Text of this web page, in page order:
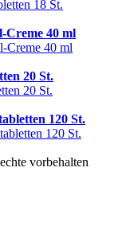
Creme 40 ml
20 St.
120 St.
vorbehalten